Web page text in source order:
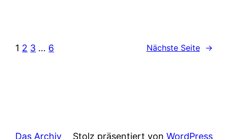
1 2 3 … 6 Nächste Seite →
Das Archiv Stolz präsentiert von WordPress